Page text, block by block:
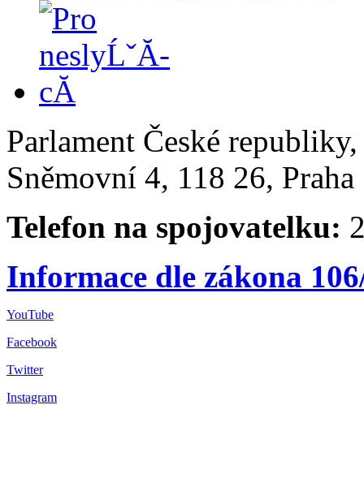
Parlament České
Sněmovní 4, 118 26,
Telefon na spojovatelku:
Informace dle zákona
YouTube
Facebook
Twitter
Instagram